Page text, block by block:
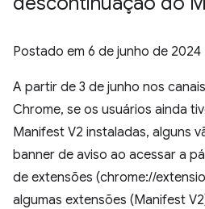
Postado em 6 de junho de 2024
A partir de 3 de junho nos
Chrome, se os usuários ainda
Manifest V2 instaladas, alguns
banner de aviso ao acessar a
de extensões (chrome://
algumas extensões (Manifest